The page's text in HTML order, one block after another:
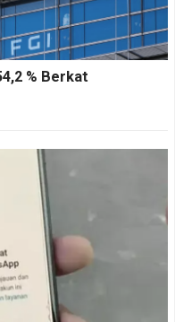
% Berkat